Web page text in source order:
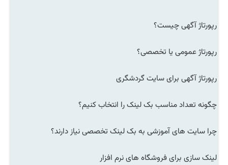
رپورتاژ آگهی چیست؟
رپورتاژ عمومی یا تخصصی؟
رپورتاژ آگهی برای سایت گردشگری
چگونه تعداد مناسب بک لینک را انتخاب کنیم؟
چرا سایت های آموزشی به بک لینک تخصصی نیاز دارند؟
لینک سازی برای فروشگاه های نرم افزار